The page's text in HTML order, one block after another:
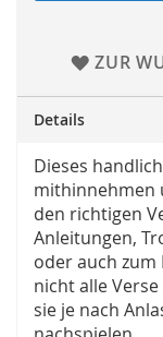
ZUR
Details
Dieses
mithinnehmen
den richtigen
Anleitungen,
oder auch zum
nicht alle
sie je nach